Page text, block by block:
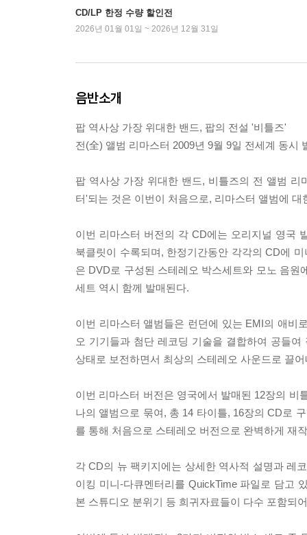
CD/LP 한정 수량 할인전
2026년 01월 01일 ~ 2026년 12월 31일
음반소개
팝 역사상 가장 위대한 밴드, 팝의 전설 '비틀즈'
전(全) 앨범 리마스터 2009년 9월 9일 전세계 동시
팝 역사상 가장 위대한 밴드, 비틀즈의 전 앨범
터'되는 것은 이번이 처음으로, 리마스터 앨범에
이번 리마스터 버전의 각 CD에는 오리지널 영국
북클릿이 수록되며, 한정기간동안 각각의 CD에
은 DVD로 구성된 스테레오 박스세트와 모노 음
세트 역시 함께 발매된다.
이번 리마스터 앨범들은 런던에 있는 EMI의 애비
오 기기들과 첨단 레코딩 기술을 결합하여 공들
상태로 보전하면서 최상의 스테레오 사운드로 끌
이번 리마스터 버전은 영국에서 발매된 12장의 비
나의 앨범으로 묶여, 총 14 타이틀, 16장의 CD로
를 통해 처음으로 스테레오 버전으로 완벽하게 재
각 CD의 뉴 팩키지에는 상세한 역사적 설명과 레
이킹 미니-다큐멘터리를 QuickTime 파일로 담고
본 스튜디오 분위기 등 희귀자료들이 다수 포함되